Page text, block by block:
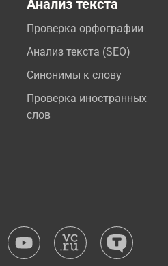
Анализ текста
Проверка орфографии
Анализ текста (SEO)
Синонимы к слову
Проверка иностранных
слов